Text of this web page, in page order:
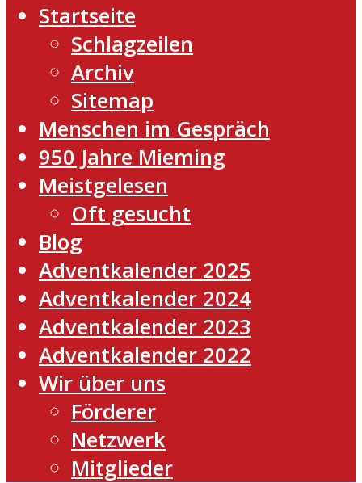
Startseite
Schlagzeilen
Archiv
Sitemap
Menschen im Gespräch
950 Jahre Mieming
Meistgelesen
Oft gesucht
Blog
Adventkalender 2025
Adventkalender 2024
Adventkalender 2023
Adventkalender 2022
Wir über uns
Förderer
Netzwerk
Mitglieder